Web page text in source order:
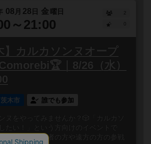
08 月 28 日 金曜日
～21:00
2
】カルカソンヌオープ
｜8/26（水）
茨木市 誰でも参加
ヌをやってみませんか？🎲「カルカソ
たい！」という方向けのイベントで
いので、初心者の方や遠方の方の参戦